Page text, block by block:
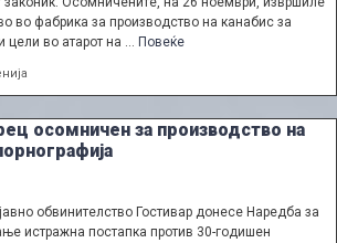
во фабрика за производство на канабис за
цели во атарот на … Повеќе
осомничен за производство на
обвинителство Гостивар донесе Наредба за
истражна постапка против 30-годишен